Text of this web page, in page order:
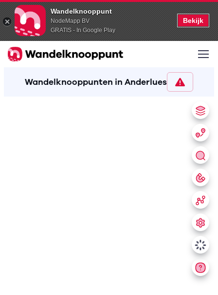
Wandelknooppunt
NodeMapp BV
GRATIS - In Google Play
Bekijk
Wandelknooppunten in Anderlues